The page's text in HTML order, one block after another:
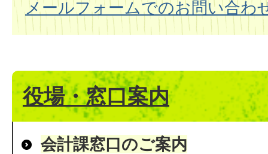
メールフォームでのお問い合わ
役場・窓口案内
会計課窓口のご案内